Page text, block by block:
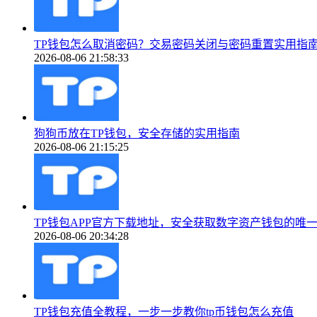
TP钱包怎么取消密码？交易密码关闭与密码重置实用指
2026-08-06 21:58:33
狗狗币放在TP钱包，安全存储的实用指南
2026-08-06 21:15:25
TP钱包APP官方下载地址，安全获取数字资产钱包的唯
2026-08-06 20:34:28
TP钱包充值全教程，一步一步教你tp币钱包怎么充值